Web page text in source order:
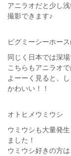
アニラオだと少し
撮影できます♪
ピグミーシーホー
同じく日本では深
こちらもアニラオ
よーーく見ると、
かわいい！！
オトヒメウミウシ
ウミウシも大量発
ました！
ウミウシ好きの方